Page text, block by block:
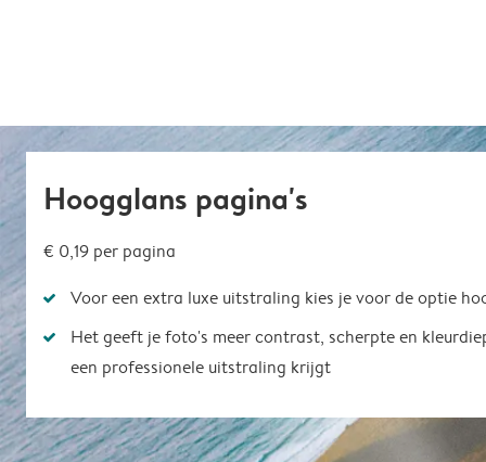
Hoogglans pagina's
€ 0,19 per pagina
Voor een extra luxe uitstraling kies je voor de optie
Het geeft je foto's meer contrast, scherpte en
een professionele uitstraling krijgt